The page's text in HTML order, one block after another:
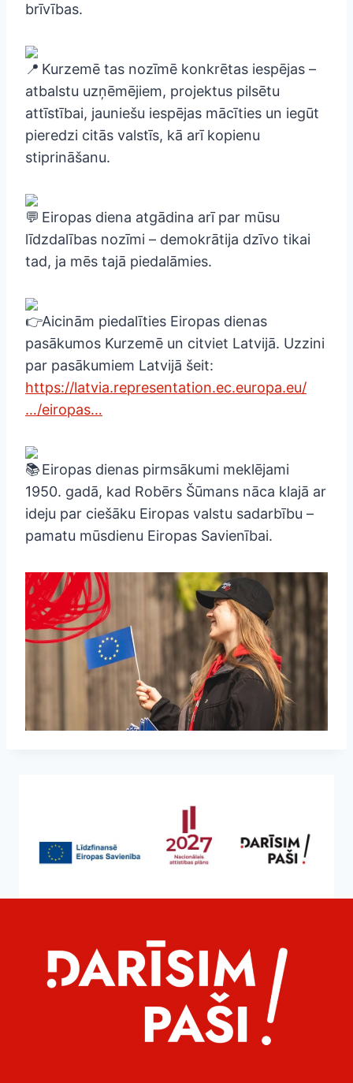
brīvības.
Kurzemē tas nozīmē konkrētas iespējas –
atbalstu uzņēmējiem, projektus pilsētu
attīstībai, jauniešu iespējas mācīties un iegūt
pieredzi citās valstīs, kā arī kopienu
stiprināšanu.
Eiropas diena atgādina arī par mūsu
līdzdalības nozīmi – demokrātija dzīvo tikai
tad, ja mēs tajā piedalāmies.
Aicinām piedalīties Eiropas dienas
pasākumos Kurzemē un citviet Latvijā. Uzzini
par pasākumiem Latvijā šeit:
https://latvia.representation.ec.europa.eu/
…/eiropas…
Eiropas dienas pirmsākumi meklējami
1950. gadā, kad Robērs Šūmans nāca klajā ar
ideju par ciešāku Eiropas valstu sadarbību –
pamatu mūsdienu Eiropas Savienībai.